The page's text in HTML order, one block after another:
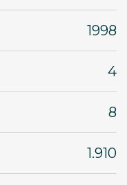
1998
4
8
1.910